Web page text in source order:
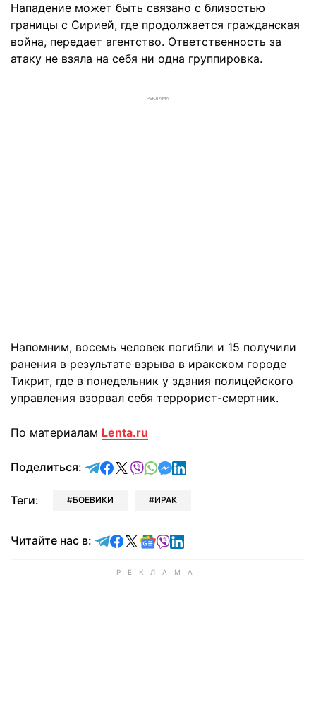
Нападение может быть связано с близостью
границы с Сирией, где продолжается гражданская
война, передает агентство. Ответственность за
атаку не взяла на себя ни одна группировка.
РЕКЛАМА
Напомним, восемь человек погибли и 15 получили
ранения в результате взрыва в иракском городе
Тикрит, где в понедельник у здания полицейского
управления взорвал себя террорист-смертник.
По материалам Lenta.ru
Поделиться: отправить в Telegram
поделиться в Facebook
поделиться в X
отправить в Viber
отправить в Whatsapp
отправить в Messenger
отправить в LinkedIn
Теги: БОЕВИКИ ИРАК
Читайте нас в: Читайте в Telegram
Читайте в Facebook
Читайте в X
Читайте в Google news
Читайте в Viber
Читайте в LinkedIn